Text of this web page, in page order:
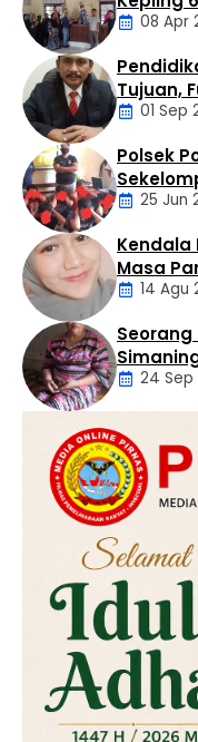
meringkus “Balga”,
suplayer sekaligus
peredaran barang
mengoperasikan
Daerah
Tak08 Apr
Artikel
Tujuan,
01 Sep
Daerah
Polsek
25 Jun
Artikel
Kendala
Masa
14 Agu
Daerah
Hukum
Kriminal
Labusel
Seorang
24 Sep